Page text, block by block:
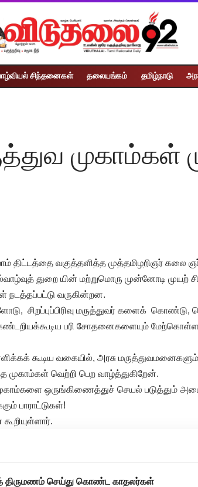
சிந்தனைகள் தலையங்கம் தமிழ்நாடு
முகாம்கள்
திட்டத்தை வகுத்தளித்த முத்தமிழறிஞர் கலை
துறை யின் மற்றுமொரு முன்னோடி முயற்
நடத்தப்பட்டு வருகின்றன.
சிறப்புப்பிரிவு மருத்துவர் களைக் கொண்டு,
பரி சோதனைகளையும்
கூடிய வகையில், அரசு மருத்துவமனைகளும்,
வெற்றி பெற வாழ்த்துகிறேன்.
ஒருங்கிணைத்துச் செயல் படுத்தும்
பாராட்டுகள்!
திருமணம் செய்து கொண்ட காதலர்கள்